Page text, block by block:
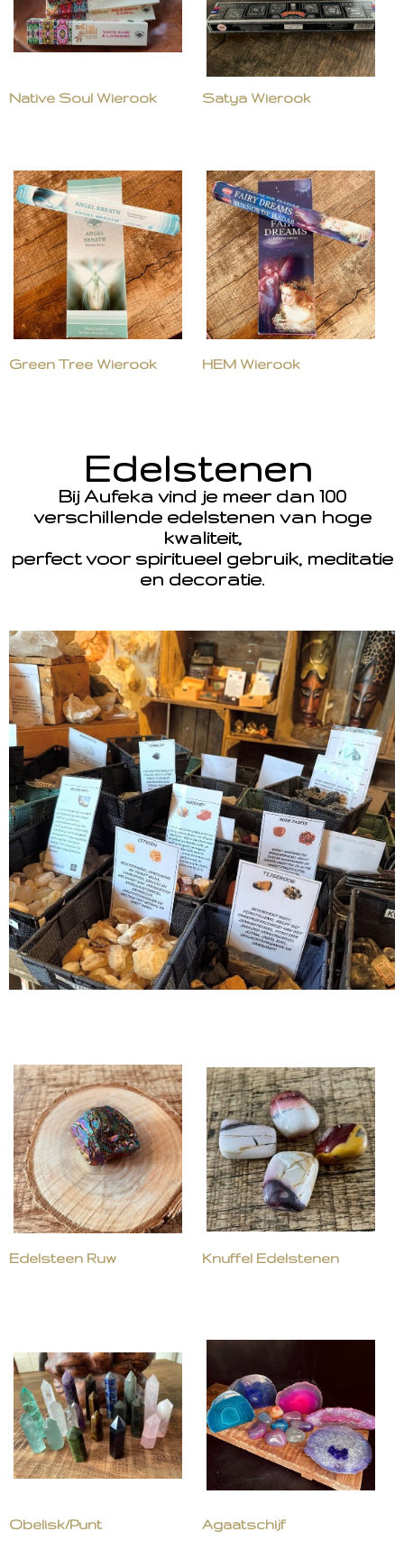
Native Soul Wierook Satya Wierook
Green Tree Wierook HEM Wierook
Edelstenen
Bij Aufeka vind je meer dan 100
verschillende edelstenen van hoge
kwaliteit,
perfect voor spiritueel gebruik, meditatie
en decoratie.
Edelsteen Ruw Knuffel Edelstenen
Obelisk/Punt Agaatschijf